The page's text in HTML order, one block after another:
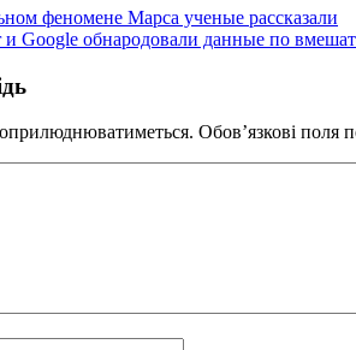
феномене Марса ученые рассказали
и Google обнародовали данные по
Обов’язкові поля